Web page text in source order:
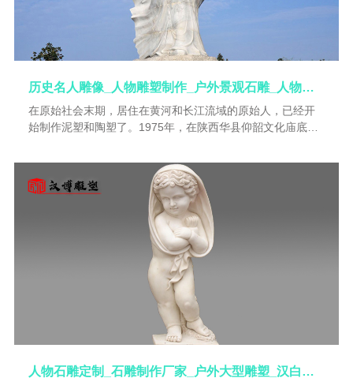
历史名人雕像_人物雕塑制作_户外景观石雕_人物石雕定制_名人主题石雕
在原始社会末期，居住在黄河和长江流域的原始人，已经开
始制作泥塑和陶塑了。1975年，在陕西华县仰韶文化庙底沟
们的赞叹。陶鹰鼎通高只有36厘米，但看上去显得威武而雄
壮。鹰的前胸为鼎腹，饱满粗壮，器口开在鹰的背部。鹰的
双目圆睁，周身光洁未加纹饰，喙部呈有力的勾状。鹰鼎整
体结构简洁，体积感很强，鹰的双足和尾部为鼎足稳定地撑
柱于地，后收的双翅围过鼎的中后部，形成一种前扑的动
势，配上鹰头部的大眼、利喙，使这只鹰显得威风凛凛，桀
骜雄猛的气势。这样一件体量并不算大的陶塑，竟产生出非
凡的气魄和雄强的力量感。黄河中上游地区先民给后人留下
不少陶塑杰作。枭形壶是将壶的顶部作成猫头鹰的头面，其
中可能含有某种图腾崇拜的意义。有些器物的盖纽或�
人物石雕定制_石雕制作厂家_户外大型雕塑_汉白玉石雕像_景观石雕定制